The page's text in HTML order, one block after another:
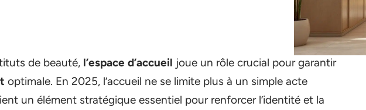
de beauté, l’espace d’accueil joue un rôle crucial pour garantir
optimale. En 2025, l’accueil ne se limite plus à un simple acte
un élément stratégique essentiel pour renforcer l’identité et la